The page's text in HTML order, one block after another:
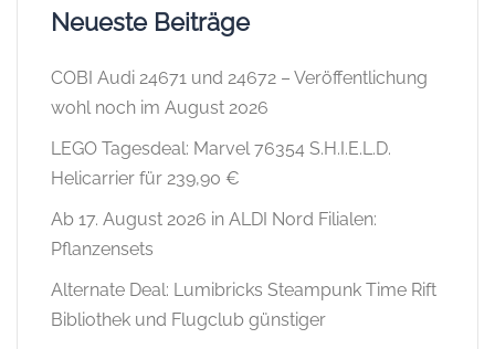
Neueste Beiträge
COBI Audi 24671 und 24672 – Veröffentlichung
wohl noch im August 2026
LEGO Tagesdeal: Marvel 76354 S.H.I.E.L.D.
Helicarrier für 239,90 €
Ab 17. August 2026 in ALDI Nord Filialen:
Pflanzensets
Alternate Deal: Lumibricks Steampunk Time Rift
Bibliothek und Flugclub günstiger